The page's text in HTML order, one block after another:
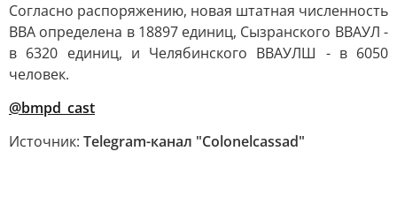
Согласно распоряжению, новая штатная численность
ВВА определена в 18897 единиц, Сызранского ВВАУЛ -
в 6320 единиц, и Челябинского ВВАУЛШ - в 6050
человек.
@bmpd_cast
Источник: Telegram-канал "Colonelcassad"